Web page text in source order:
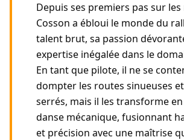
Depuis ses premiers pas sur
Cosson a ébloui le monde du
talent brut, sa passion
expertise inégalée dans le
En tant que pilote, il ne se
dompter les routes sinueuses
serrés, mais il les transforme
danse mécanique, fusionnant
et précision avec une maîtrise